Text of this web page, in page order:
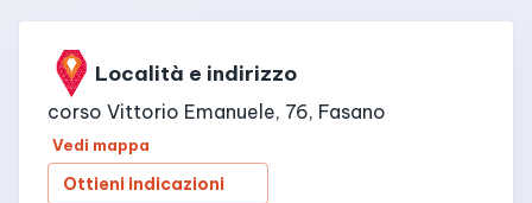
Località e indirizzo
corso Vittorio Emanuele, 76, Fasano
Vedi mappa
Ottieni indicazioni